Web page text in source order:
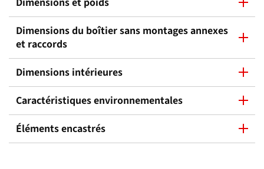
Dimensions du boîtier sans montages annexes
et raccords
Dimensions intérieures
Caractéristiques environnementales
Éléments encastrés